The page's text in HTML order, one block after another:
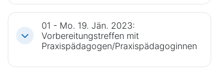
Einklappen
01 - Mo. 19. Jän. 2023:
Vorbereitungstreffen mit
Praxispädagogen/Praxispädagoginnen